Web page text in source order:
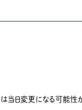
当日変更になる可能性